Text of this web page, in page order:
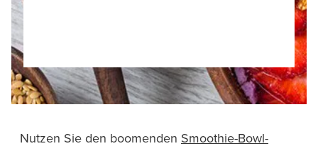
Nutzen Sie den boomenden Smoothie-Bowl-